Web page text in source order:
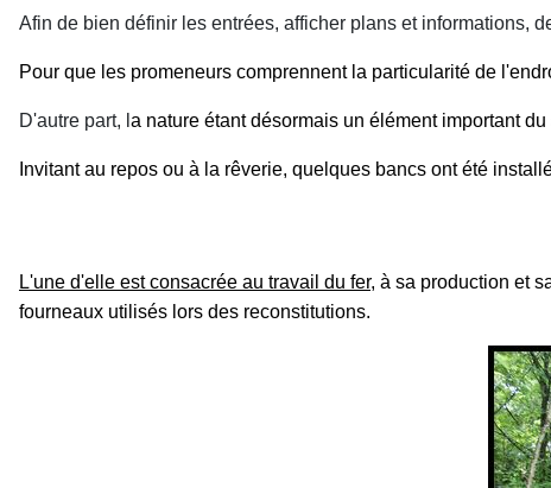
Afin de bien définir les entrées, afficher plans et informations,
Pour que les promeneurs comprennent la particularité de
D'autre part, l a nature étant désormais un élément important
Invitant au repos ou à la rêverie, quelques bancs ont été
L'une d'elle est consacrée au travail du fer, à sa production et
fourneaux utilisés lors des reconstitutions.